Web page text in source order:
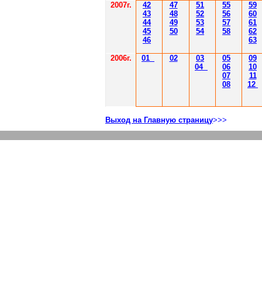
2007г.
42
43
44
45
46
47
48
49
50
51
52
53
54
55
56
57
58
59
60
61
62
63
2006г. 01 02
03
04
05
06
07
08
09
10
11
12
Выход на Главную страницу>>>